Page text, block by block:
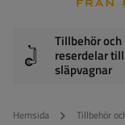
Tillbehör och
reserdelar till
släpvagnar
Hemsida Tillbehör